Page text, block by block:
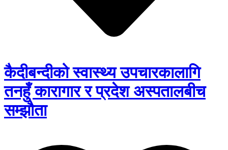
कैदीबन्दीको स्वास्थ्य उपचारकालागि
तनहुँ कारागार र प्रदेश अस्पतालबीच
सम्झौता